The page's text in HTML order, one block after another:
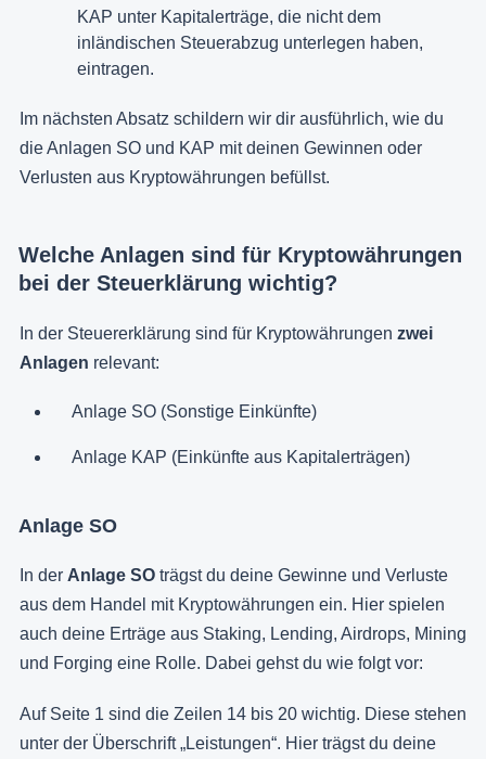
KAP unter Kapitalerträge, die nicht dem
inländischen Steuerabzug unterlegen haben,
eintragen.
Im nächsten Absatz schildern wir dir ausführlich, wie du
die Anlagen SO und KAP mit deinen Gewinnen oder
Verlusten aus Kryptowährungen befüllst.
Welche Anlagen sind für Kryptowährungen
bei der Steuerklärung wichtig?
In der Steuererklärung sind für Kryptowährungen zwei
Anlagen relevant:
Anlage SO (Sonstige Einkünfte)
Anlage KAP (Einkünfte aus Kapitalerträgen)
Anlage SO
In der Anlage SO trägst du deine Gewinne und Verluste
aus dem Handel mit Kryptowährungen ein. Hier spielen
auch deine Erträge aus Staking, Lending, Airdrops, Mining
und Forging eine Rolle. Dabei gehst du wie folgt vor:
Auf Seite 1 sind die Zeilen 14 bis 20 wichtig. Diese stehen
unter der Überschrift „Leistungen“. Hier trägst du deine